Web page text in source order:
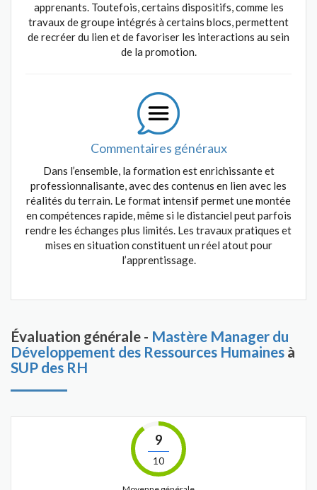
apprenants. Toutefois, certains dispositifs, comme les
travaux de groupe intégrés à certains blocs, permettent
de recréer du lien et de favoriser les interactions au sein
de la promotion.
Commentaires généraux
Dans l’ensemble, la formation est enrichissante et
professionnalisante, avec des contenus en lien avec les
réalités du terrain. Le format intensif permet une montée
en compétences rapide, même si le distanciel peut parfois
rendre les échanges plus limités. Les travaux pratiques et
mises en situation constituent un réel atout pour
l’apprentissage.
Évaluation générale - Mastère Manager du
Développement des Ressources Humaines à
SUP des RH
9
10